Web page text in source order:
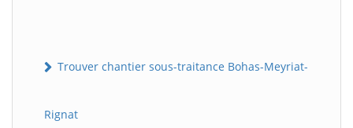
Trouver chantier sous-traitance Bohas-Meyriat-
Rignat